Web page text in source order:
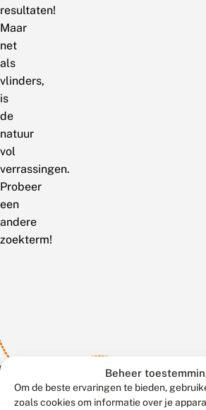
Beheer
Om de beste ervaringen te bieden,
zoals cookies om informatie over je
resultaten!
Maar
net
als
vlinders,
is
de
natuur
vol
verrassingen.
Probeer
een
andere
zoekterm!